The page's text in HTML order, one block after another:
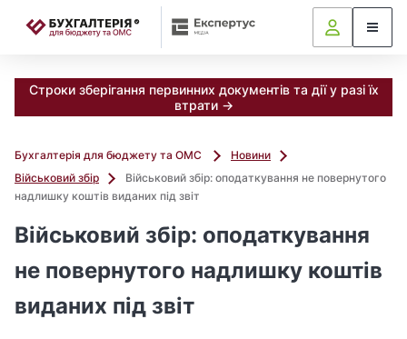
Строки зберігання первинних документів та дії у разі їх
втрати →
Бухгалтерія для бюджету та ОМС
Новини
Військовий збір
Військовий збір: оподаткування не повернутого
надлишку коштів виданих під звіт
Військовий збір: оподаткування
не повернутого надлишку коштів
виданих під звіт